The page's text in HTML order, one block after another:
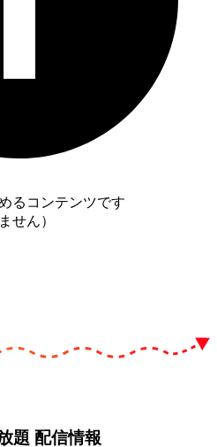
るコンテンツです
せん）
題 配信情報